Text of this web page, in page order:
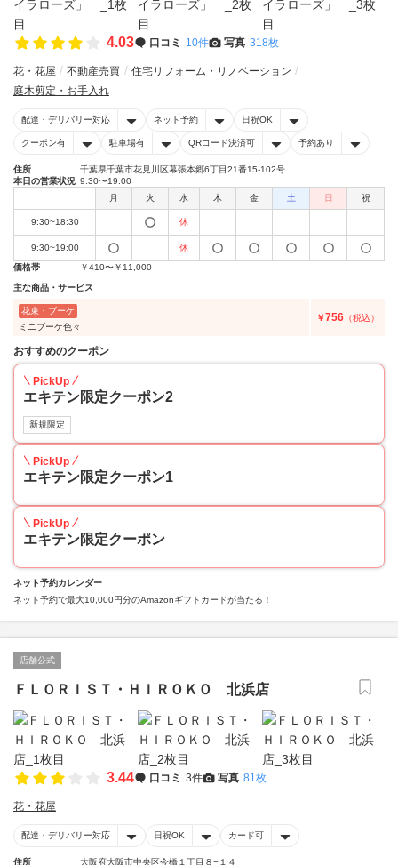
4.03 口コミ 10件 写真 318枚
花・花屋 不動産売買
住宅リフォーム・リノベーション
庭木剪定・お手入れ
配達・デリバリー対応 ネット予約 日祝OK
クーポン有 駐車場有 QRコード決済可 予約あり
住所
千葉県千葉市花見川区幕張本郷6丁目21番15-102号
本日の営業状況 9:30〜19:00
月
火 水 木 金 土 日 祝
9:30~18:30 休
9:30~19:00
休
価格帯
￥410〜￥11,000
主な商品・サービス
花束・ブーケ
ミニブーケ色々
￥756 （税込）
おすすめのクーポン
PickUp
エキテン限定クーポン2
新規限定
PickUp
エキテン限定クーポン1
PickUp
エキテン限定クーポン
ネット予約カレンダー
ネット予約で最大10,000円分のAmazonギフトカードが当たる！
店舗公式
ＦＬＯＲＩＳＴ・ＨＩＲＯＫＯ 北浜店
3.44 口コミ 3件 写真 81枚
花・花屋
配達・デリバリー対応 日祝OK カード可
住所
大阪府大阪市中央区今橋１丁目８−１４